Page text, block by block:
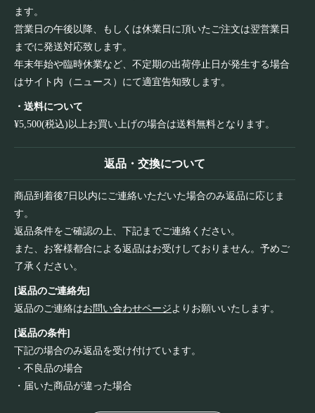
ます。
営業日の午後以降、もしくは休業日に頂いたご注文は翌営業日
までに発送対応致します。
年末年始や臨時休業など、不定期の出荷停止日が発生する場合
はサイト内（ニュース）にて適宜告知致します。
・送料について
¥5,500(税込)以上お買い上げの場合は送料無料となります。
返品・交換について
商品到着後7日以内にご連絡いただいた場合のみ返品に応じま
す。
返品条件をご確認の上、下記までご連絡ください。
また、お客様都合による返品はお受けしておりません。予めご
了承ください。
[返品のご連絡先]
返品のご連絡はお問い合わせページ よりお願いいたします。
[返品の条件]
下記の場合のみ返品を受け付けています。
・不良品の場合
・届いた商品が違った場合